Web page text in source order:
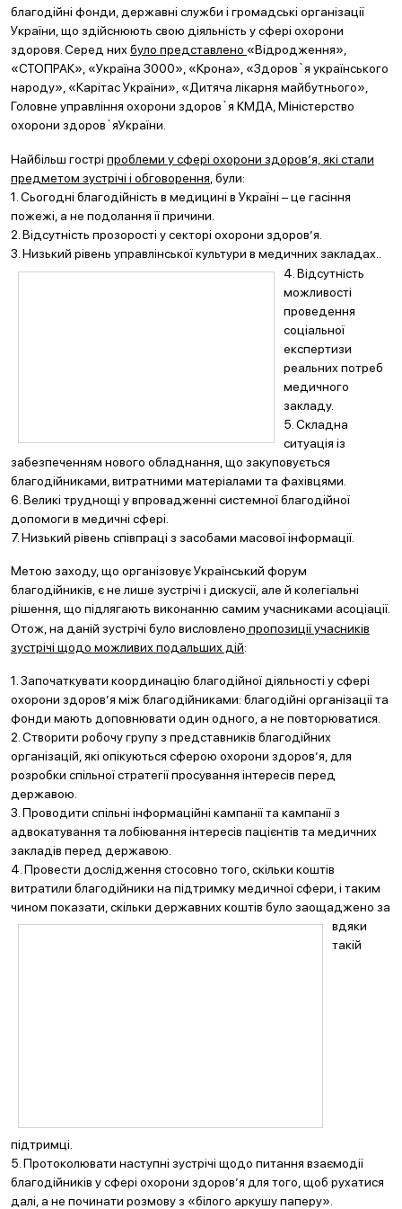
благодійні фонди, державні служби і громадські організації
України, що здійснюють свою діяльність у сфері охорони
здоровя. Серед нихбуло представлено «Відродження»,
«СТОПРАК», «Україна 3000», «Крона», «Здоров`я українського
народу», «Карітас України», «Дитяча лікарня майбутнього»,
Головне управління охорони здоров`я КМДА, Міністерство
охорони здоров`яУкраїни.
Найбільш гострі проблеми у сфері охорони здоров’я, які стали
предметом зустрічі і обговорення , були:
1. Сьогодні благодійність в медицині в Україні – це гасіння
пожежі, а не подолання її причини.
2. Відсутність прозорості у секторі охорони здоров’я.
3. Низький рівень управлінської культури в медичних закладах..
4. Відсутність
можливості
проведення
соціальної
експертизи
реальних потреб
медичного
закладу.
5. Складна
ситуація із
забезпеченням нового обладнання, що закуповується
благодійниками, витратними матеріалами та фахівцями.
6. Великі труднощі у впровадженні системної благодійної
допомоги в медичні сфері.
7. Низький рівень співпраці з засобами масової інформації.
Метою заходу, що організовує Український форум
благодійників, є не лише зустрічі і дискусії, але й колегіальні
рішення, що підлягають виконанню самим учасниками асоціації.
Отож, на даній зустрічі було висловлено пропозиції учасників
зустрічі щодо можливих подальших дій:
1. Започаткувати координацію благодійної діяльності у сфері
охорони здоров’я між благодійниками: благодійні організації та
фонди мають доповнювати один одного, а не повторюватися.
2. Створити робочу групу з представників благодійних
організацій, які опікуються сферою охорони здоров’я, для
розробки спільної стратегії просування інтересів перед
державою.
3. Проводити спільні інформаційні кампанії та кампанії з
адвокатування та лобіювання інтересів пацієнтів та медичних
закладів перед державою.
4. Провести дослідження стосовно того, скільки коштів
витратили благодійники на підтримку медичної сфери, і таким
чином показати, скільки державних коштів було заощаджено за
вдяки
такій
підтримці.
5. Протоколювати наступні зустрічі щодо питання взаємодії
благодійників у сфері охорони здоров’я для того, щоб рухатися
далі, а не починати розмову з «білого аркушу паперу».